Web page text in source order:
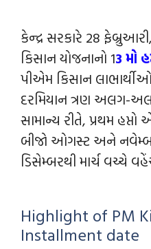
કેન્‍દ્ર સરકારે 28
કિસાન યોજનાનો 13 મો
પીએમ કિસાન
દરમિયાન ત્રણ અલગ-
સામાન્ય રીતે, પ્રથમ
બીજો ઓગસ્ટ અને
ડિસેમ્બરથી માર્ચ વચ્ચે
Highlight of PM
Installment date